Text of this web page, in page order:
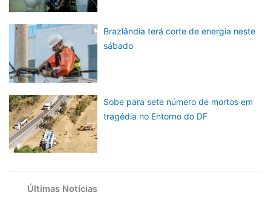
Brazlândia terá corte de energia neste
sábado
Sobe para sete número de mortos em
tragédia no Entorno do DF
Últimas Notícias